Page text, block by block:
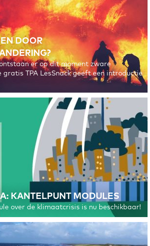
DOOR
er op dit moment zware
gratis TPA LesSnack geeft een introductie
KANTELPUNT MODULES
over de klimaatcrisis is nu beschikbaar!